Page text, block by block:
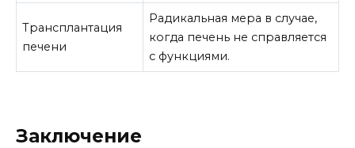
Трансплантация
печени
Радикальная мера в случае,
когда печень не справляется
с функциями.
Заключение